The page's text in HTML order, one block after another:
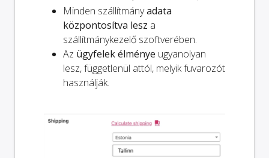
Minden szállítmányadata
központosítva lesz a
szállítmánykezelő szoftverében.
Az ügyfelek élménye ugyanolyan
lesz, függetlenül attól, melyik fuvarozót
használják.